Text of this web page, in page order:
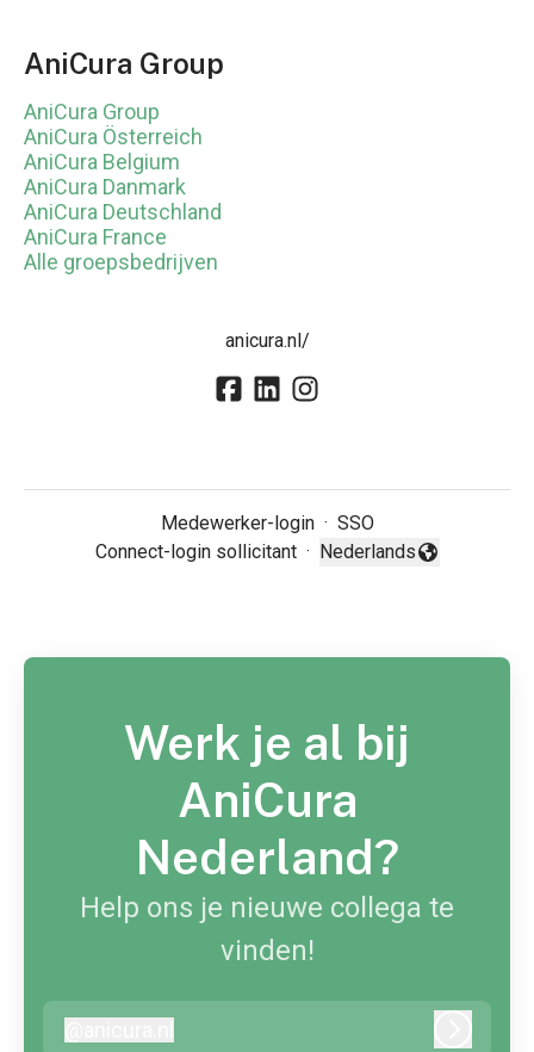
AniCura Group
AniCura Group
AniCura Österreich
AniCura Belgium
AniCura Danmark
AniCura Deutschland
AniCura France
Alle groepsbedrijven
anicura.nl/
Medewerker-login · SSO
Connect-login sollicitant ·
Taal wijzigen
Nederlands
Werk je al bij
AniCura
Nederland?
Help ons je nieuwe collega te
vinden!
anicura.nl